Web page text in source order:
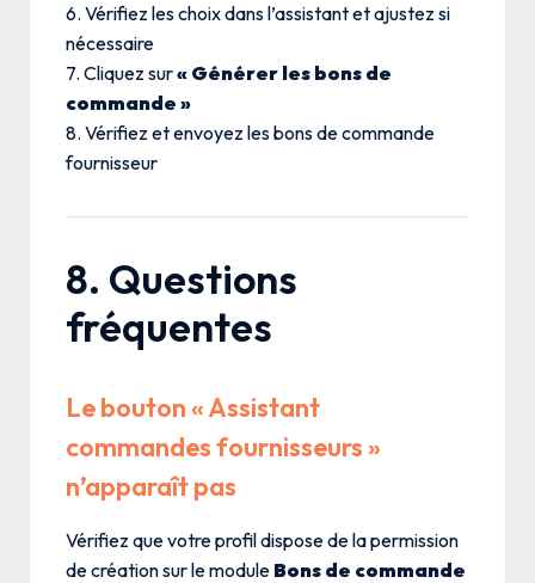
6. Vérifiez les choix dans l’assistant et ajustez si
nécessaire
7. Cliquez sur« Générer les bons de
commande »
8. Vérifiez et envoyez les bons de commande
fournisseur
8. Questions
fréquentes
Le bouton « Assistant
commandes fournisseurs »
n’apparaît pas
Vérifiez que votre profil dispose de la permission
de création sur le module Bons de commande